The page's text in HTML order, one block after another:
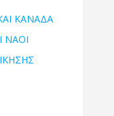
ΚΑΝΑΔΑ
ΝΑΟΊ